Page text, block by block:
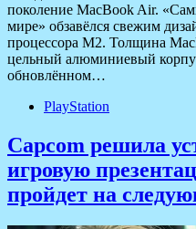
поколение MacBook Air.
мире» обзавёлся свежим
процессора M2. Толщина
цельный алюминиевый
обновлённом…
PlayStation
Capcom решила
игровую
пройдет на